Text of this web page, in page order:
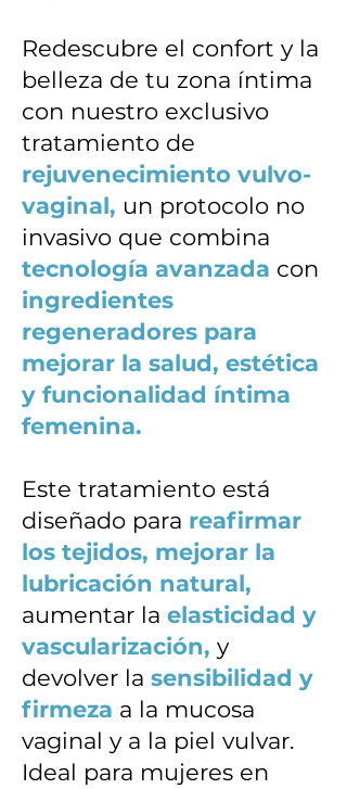
Redescubre el confort y la
belleza de tu zona íntima
con nuestro exclusivo
tratamiento de
rejuvenecimiento vulvo-
vaginal, un protocolo no
invasivo que combina
tecnología avanzada con
ingredientes
regeneradores para
mejorar la salud, estética
y funcionalidad íntima
femenina.
Este tratamiento está
diseñado para reafirmar
los tejidos, mejorar la
lubricación natural,
aumentar la elasticidad y
vascularización, y
devolver la sensibilidad y
firmeza a la mucosa
vaginal y a la piel vulvar.
Ideal para mujeres en